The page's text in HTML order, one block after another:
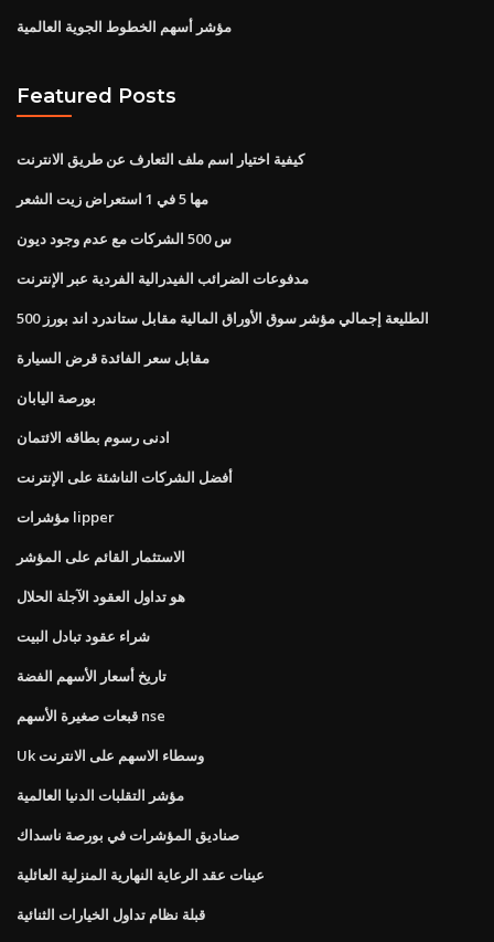
مؤشر أسهم الخطوط الجوية العالمية
Featured Posts
كيفية اختيار اسم ملف التعارف عن طريق الانترنت
مها 5 في 1 استعراض زيت الشعر
س 500 الشركات مع عدم وجود ديون
مدفوعات الضرائب الفيدرالية الفردية عبر الإنترنت
الطليعة إجمالي مؤشر سوق الأوراق المالية مقابل ستاندرد اند بورز 500
مقابل سعر الفائدة قرض السيارة
بورصة اليابان
ادنى رسوم بطاقه الائتمان
أفضل الشركات الناشئة على الإنترنت
مؤشرات lipper
الاستثمار القائم على المؤشر
هو تداول العقود الآجلة الحلال
شراء عقود تبادل البيت
تاريخ أسعار الأسهم الفضة
قبعات صغيرة الأسهم nse
Uk وسطاء الاسهم على الانترنت
مؤشر التقلبات الدنيا العالمية
صناديق المؤشرات في بورصة ناسداك
عينات عقد الرعاية النهارية المنزلية العائلية
قبلة نظام تداول الخيارات الثنائية